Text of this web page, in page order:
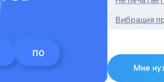
ПО
Вибрация
Мне